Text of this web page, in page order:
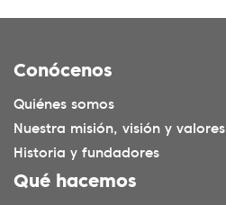
Conócenos
Quiénes somos
Nuestra misión, visión y valores
Historia y fundadores
Qué hacemos